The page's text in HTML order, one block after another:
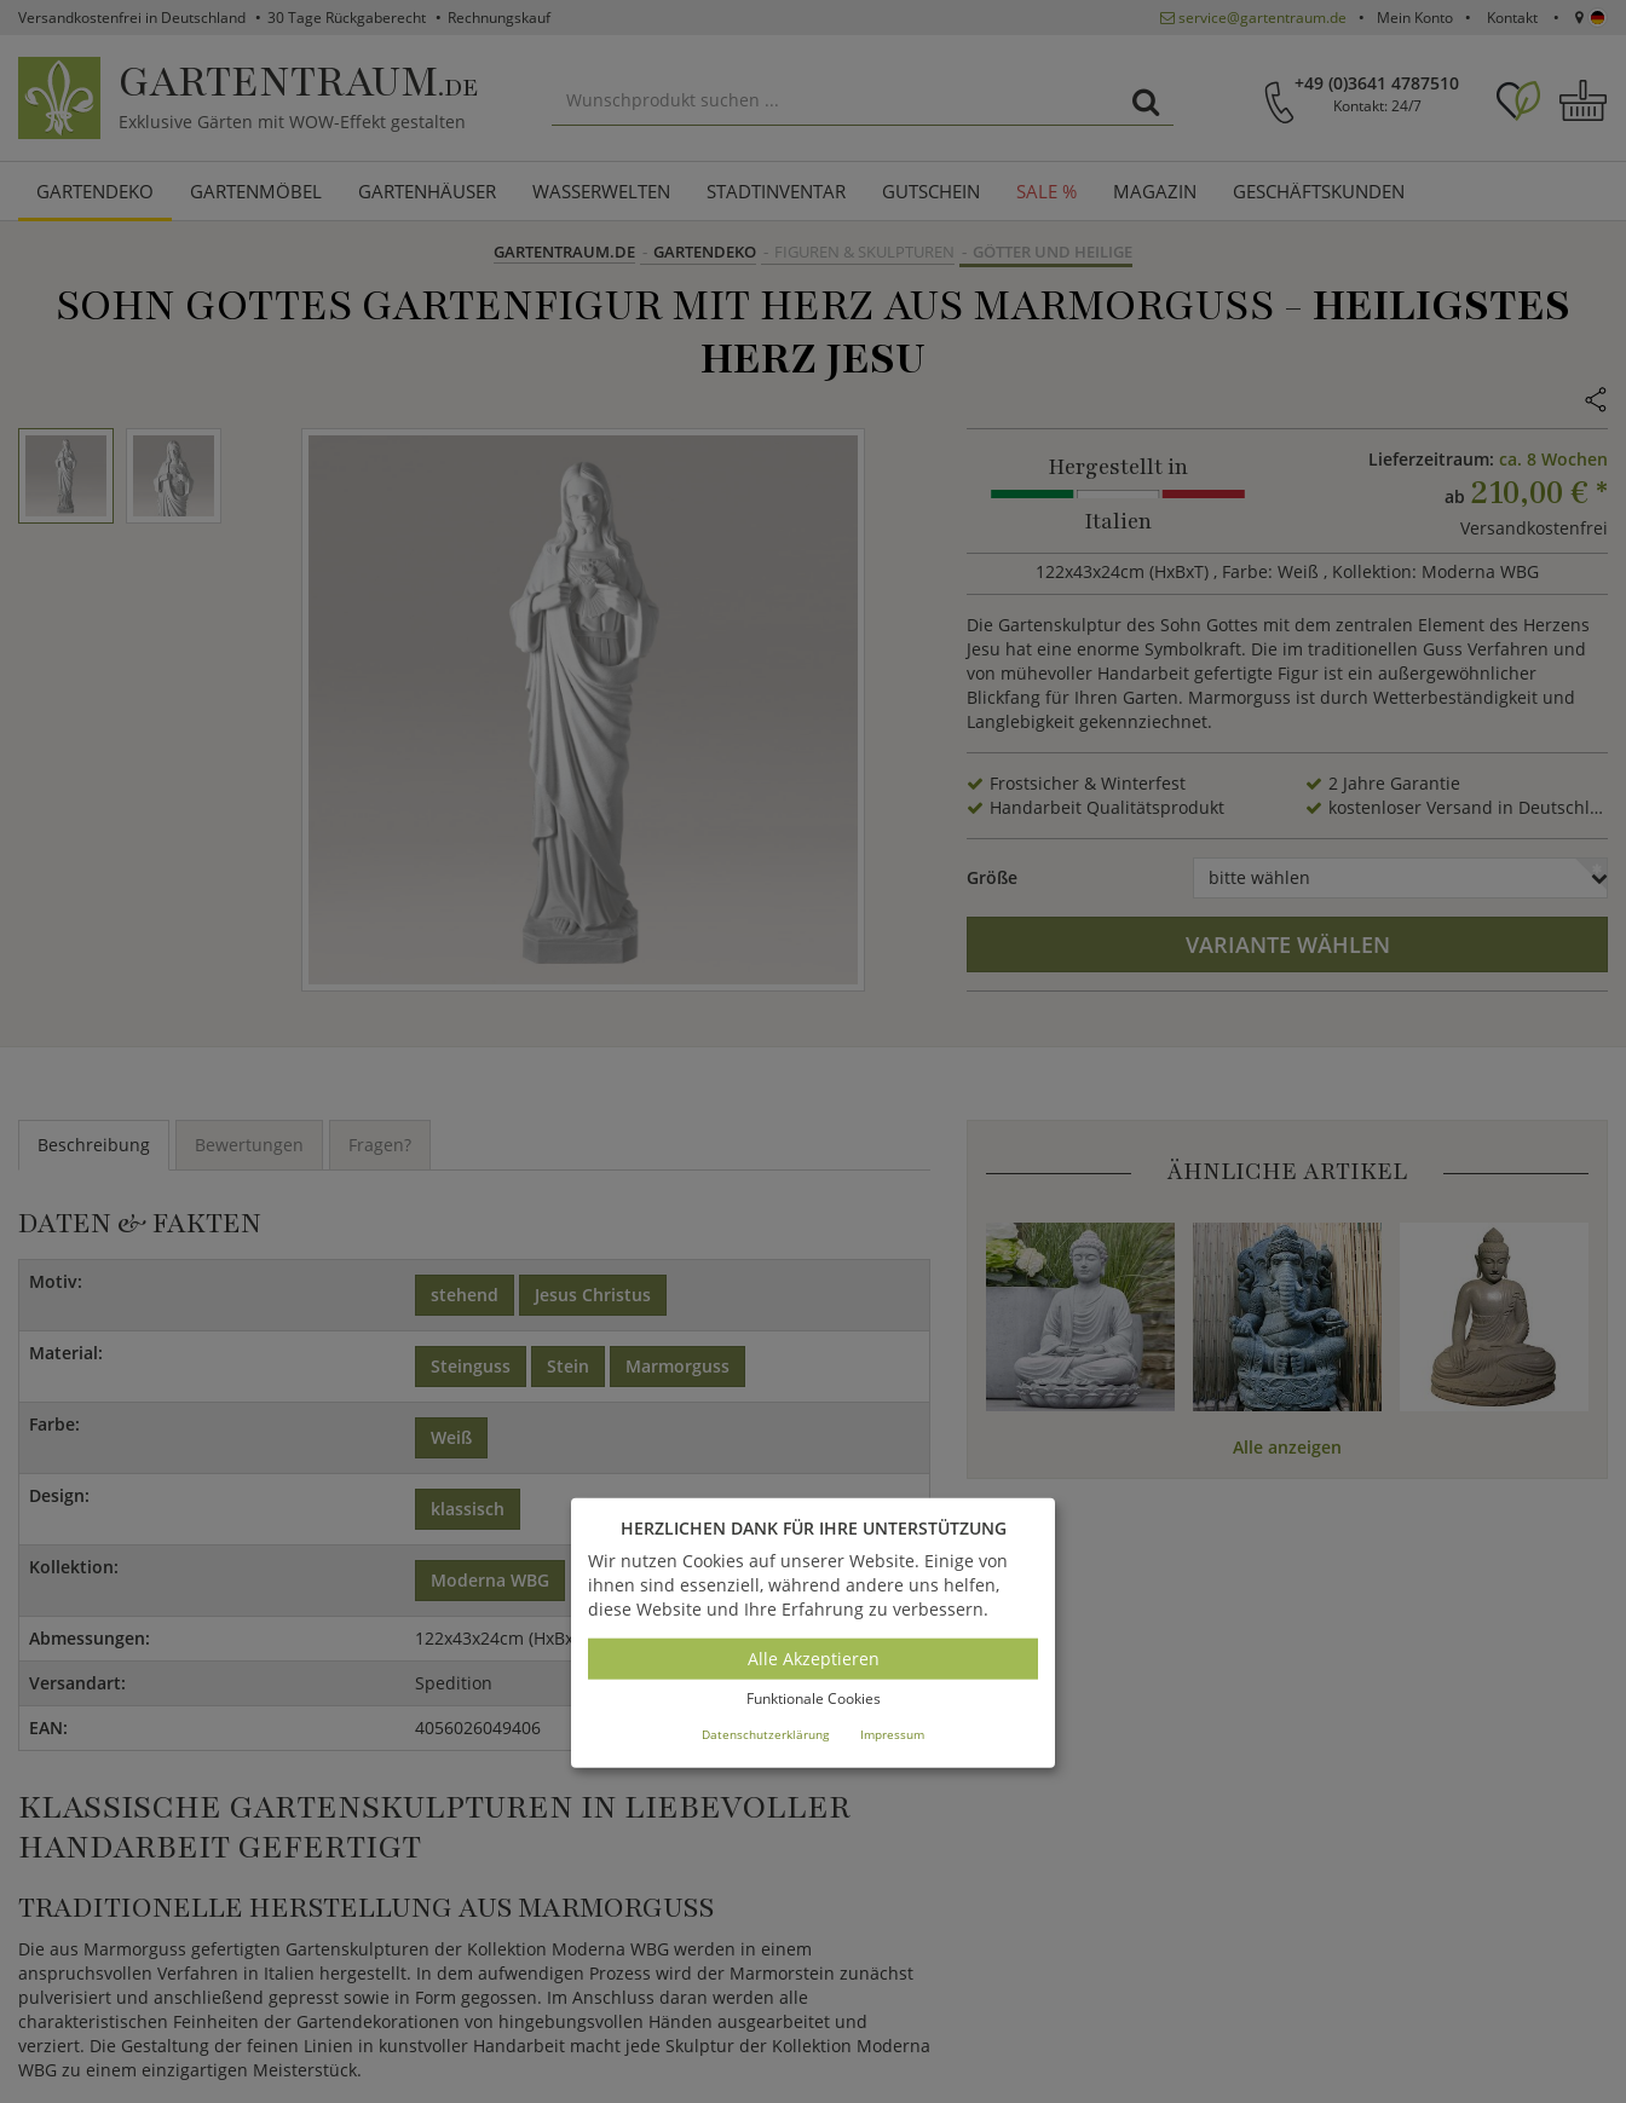
Versandkostenfrei in Deutschland 30 Tage Rückgaberecht Rechnungskauf service@gartentraum.de Mein Konto Kontakt
GARTENTRAUM.DE
Exklusive Gärten mit WOW-Effekt gestalten
+49 (0)3641 4787510
Kontakt: 24/7
GARTENDEKO GARTENMÖBEL GARTENHÄUSER WASSERWELTEN STADTINVENTAR GUTSCHEIN SALE % MAGAZIN GESCHÄFTSKUNDEN
GARTENTRAUM.DE GARTENDEKO FIGUREN & SKULPTUREN GÖTTER UND HEILIGE
SOHN GOTTES GARTENFIGUR MIT HERZ AUS MARMORGUSS - HEILIGSTES
HERZ JESU
Hergestellt in
Italien
Lieferzeitraum: ca. 8 Wochen
ab 210,00 € *
Versandkostenfrei
122x43x24cm (HxBxT) , Farbe: Weiß , Kollektion: Moderna WBG
Die Gartenskulptur des Sohn Gottes mit dem zentralen Element des Herzens
Jesu hat eine enorme Symbolkraft. Die im traditionellen Guss Verfahren und
von mühevoller Handarbeit gefertigte Figur ist ein außergewöhnlicher
Blickfang für Ihren Garten. Marmorguss ist durch Wetterbeständigkeit und
Langlebigkeit gekennziechnet.
Frostsicher & Winterfest
2 Jahre Garantie
Handarbeit Qualitätsprodukt
kostenloser Versand in Deutschland
Größe bitte wählen
VARIANTE WÄHLEN
Beschreibung Bewertungen Fragen?
DATEN & FAKTEN
Motiv:
stehend Jesus Christus
Material:
Steinguss Stein Marmorguss
Farbe:
Weiß
Design:
klassisch
Kollektion:
Moderna WBG
Abmessungen:
122x43x24cm (HxBxT)
Versandart:
Spedition
EAN:
4056026049406
KLASSISCHE GARTENSKULPTUREN IN LIEBEVOLLER
HANDARBEIT GEFERTIGT
TRADITIONELLE HERSTELLUNG AUS MARMORGUSS
Die aus Marmorguss gefertigten Gartenskulpturen der Kollektion Moderna WBG werden in einem
anspruchsvollen Verfahren in Italien hergestellt. In dem aufwendigen Prozess wird der Marmorstein zunächst
pulverisiert und anschließend gepresst sowie in Form gegossen. Im Anschluss daran werden alle
charakteristischen Feinheiten der Gartendekorationen von hingebungsvollen Händen ausgearbeitet und
verziert. Die Gestaltung der feinen Linien in kunstvoller Handarbeit macht jede Skulptur der Kollektion Moderna
WBG zu einem einzigartigen Meisterstück.
ÄHNLICHE ARTIKEL
Alle anzeigen
HERZLICHEN DANK FÜR IHRE UNTERSTÜTZUNG
Wir nutzen Cookies auf unserer Website. Einige von
ihnen sind essenziell, während andere uns helfen,
diese Website und Ihre Erfahrung zu verbessern.
Alle Akzeptieren
Funktionale Cookies
Datenschutzerklärung Impressum